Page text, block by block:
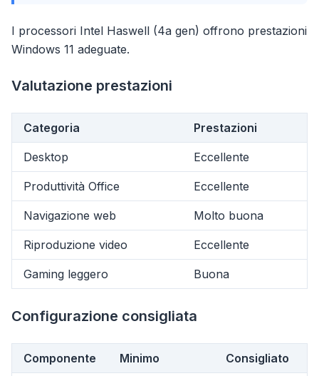
I processori Intel Haswell (4a gen) offrono prestazioni
Windows 11 adeguate.
Valutazione prestazioni
Categoria Prestazioni
Desktop Eccellente
Produttività Office Eccellente
Navigazione web Molto buona
Riproduzione video Eccellente
Gaming leggero Buona
Configurazione consigliata
Componente Minimo Consigliato